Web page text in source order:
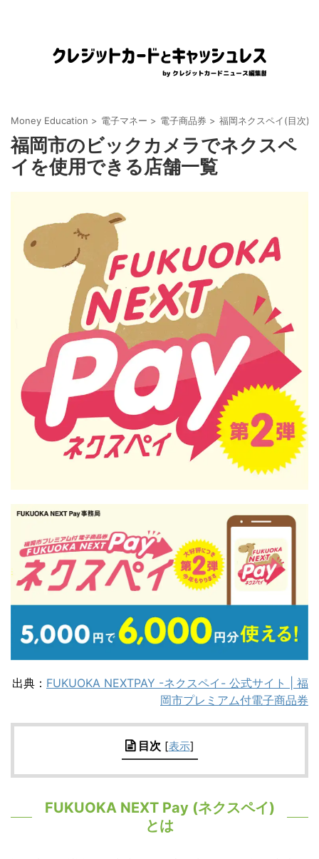
Money Education > 電子マネー > 電子商品券 > 福岡ネクスペイ(目次)
福岡市のビックカメラでネクスペ
イを使用できる店舗一覧
出典： FUKUOKA NEXTPAY -ネクスペイ- 公式サイト | 福
岡市プレミアム付電子商品券
目次 [表示]
FUKUOKA NEXT Pay (ネクスペイ)
とは